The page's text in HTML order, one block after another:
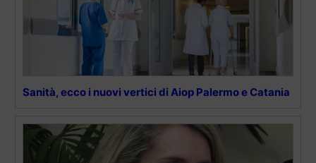
Sanità, ecco i nuovi vertici di Aiop Palermo e Catania